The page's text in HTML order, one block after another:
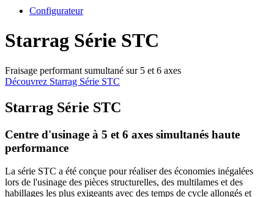
Configurateur
Starrag Série STC
Fraisage performant sumultané sur 5 et 6 axes
Découvrez Starrag Série STC
Starrag Série STC
Centre d'usinage à 5 et 6 axes simultanés haute
performance
La série STC a été conçue pour réaliser des économies inégalées
lors de l'usinage des pièces structurelles, des multilames et des
habillages les plus exigeants avec des temps de cycle allongés et